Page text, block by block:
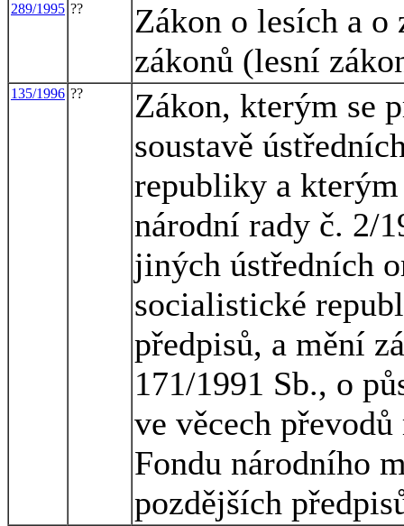
289/1995 ??
Zákon o lesích a o
zákonů (lesní
135/1996 ??
Zákon, kterým se
soustavě
republiky a kterým
národní rady č. 2/
jiných ústředních
socialistické
předpisů, a mění
171/1991 Sb., o
ve věcech
Fondu národního
pozdějších